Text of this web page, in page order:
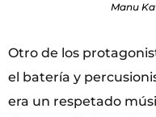
Manu
Otro de los
el batería y
era un respetado